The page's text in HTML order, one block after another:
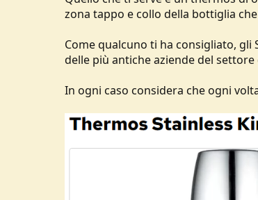
zona tappo e collo della bottiglia
Come qualcuno ti ha consigliato,
delle più antiche aziende del
In ogni caso considera che ogni